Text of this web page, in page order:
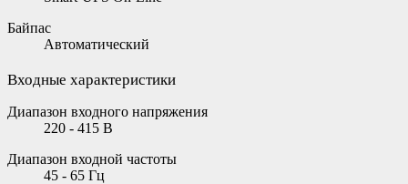
Байпас
Автоматический
Входные характеристики
Диапазон входного напряжения
220 - 415 В
Диапазон входной частоты
45 - 65 Гц